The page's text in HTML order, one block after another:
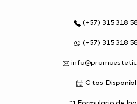
(+57) 315 318
(+57) 315 318
Citas